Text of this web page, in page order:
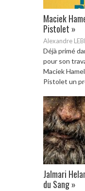
Maciek
Pistolet »
Alexandre
Déjà primé
pour son
Maciek
Pistolet un
Jalmari
du Sang »